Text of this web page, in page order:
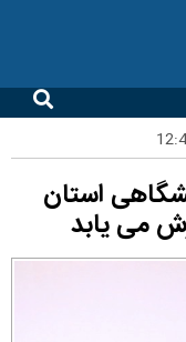
استان
می یابد